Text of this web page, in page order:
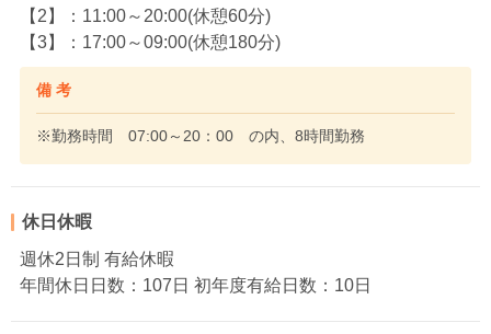
【2】：11:00～20:00(休憩60分)
【3】：17:00～09:00(休憩180分)
備 考
※勤務時間 07:00～20：00 の内、8時間勤務
休日休暇
週休2日制 有給休暇
年間休日日数：107日 初年度有給日数：10日